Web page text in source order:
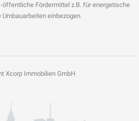
Fördermittel z.B. für energetische
einbezogen.
Xcorp Immobilien GmbH